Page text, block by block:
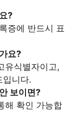
?
증에 반드시 표
요?
유식별자이고,
입니다.
보이면?
해 확인 가능합